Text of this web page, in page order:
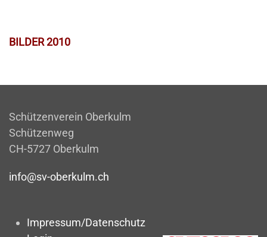
BILDER 2010
Schützenverein Oberkulm
Schützenweg
CH-5727 Oberkulm
info@sv-oberkulm.ch
Impressum/Datenschutz